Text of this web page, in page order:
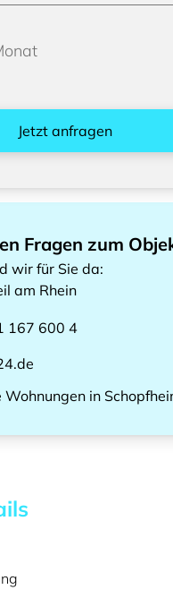
Jetzt anfragen
Fragen zum
wir für Sie da:
am Rhein
167 600 4
Wohnungen in